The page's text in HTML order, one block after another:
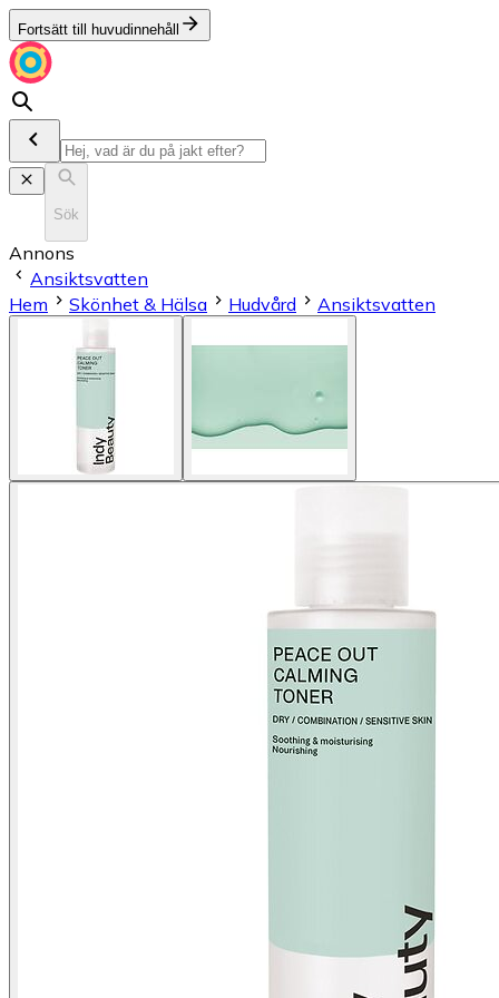
Fortsätt till huvudinnehåll
Sök
Annons
Ansiktsvatten
Hem
Skönhet & Hälsa Hudvård Ansiktsvatten